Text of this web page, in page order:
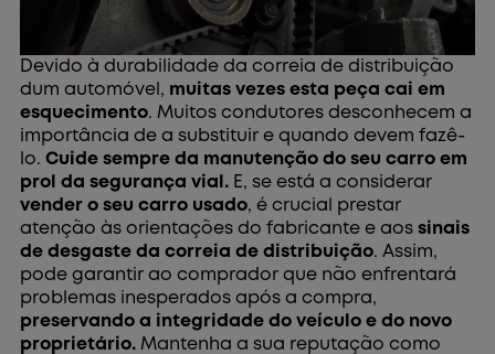
Devido à durabilidade da correia de distribuição
dum automóvel, muitas vezes esta peça cai em
esquecimento. Muitos condutores desconhecem a
importância de a substituir e quando devem fazê-
lo.Cuide sempre da manutenção do seu carro em
prol da segurança vial. E, se está a considerar
vender o seu carro usado, é crucial prestar
atenção às orientações do fabricante e aossinais
de desgaste da correia de distribuição. Assim,
pode garantir ao comprador que não enfrentará
problemas inesperados após a compra,
preservando a integridade do veículo e do novo
proprietário. Mantenha a sua reputação como